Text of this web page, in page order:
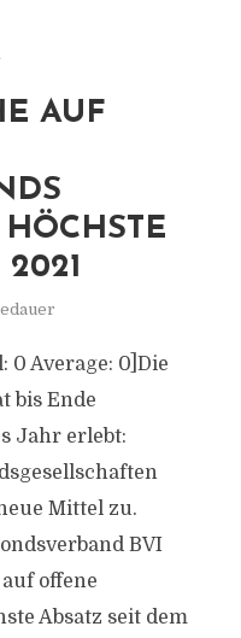
AUF
0 Average: 0]Die
bis Ende
Jahr erlebt:
Mittel zu.
BVI
offene
Absatz seit dem